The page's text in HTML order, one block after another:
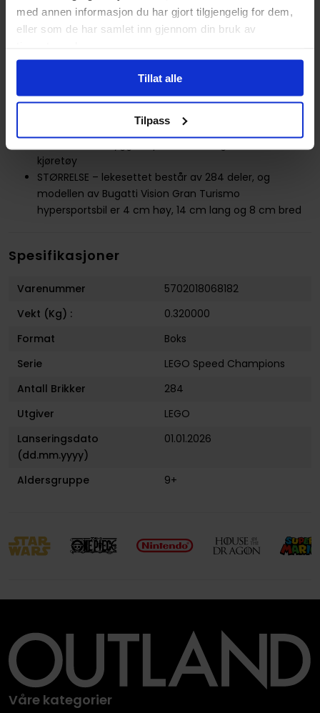
med annen informasjon du har gjort tilgjengelig for dem,
eller som de har samlet inn gjennom din bruk av
Tillat alle
Tilpass
Bugatti Vision Gran Turismo byr på en gøyal bygge- og
lekeopplevelse og er en super gave til barn fra ni år,
MER FARTSFYLT MORO – oppdag flere LEGO® Speed
Champions billekesett (selges separat) fulle av
autentiske detaljer
Speed Champions bilbyggesett kan barn og
kjøretøy
STØRRELSE – lekesettet består av 284 deler, og
modellen av Bugatti Vision Gran Turismo
hypersportsbil er 4 cm høy, 14 cm lang og 8 cm bred
Spesifikasjoner
Varenummer
5702018068182
Vekt (Kg) :
0.320000
Format
Boks
Serie
LEGO Speed Champions
Antall Brikker
284
Utgiver
LEGO
Lanseringsdato
(dd.mm.yyyy)
01.01.2026
Aldersgruppe 9+
Våre kategorier